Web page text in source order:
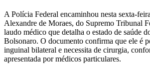
A Polícia Federal encaminhou nesta sexta-
Alexandre de Moraes, do Supremo Tribunal
laudo médico que detalha o estado de saúde
Bolsonaro. O documento confirma que ele é
inguinal bilateral e necessita de cirurgia,
apresentada por médicos particulares.